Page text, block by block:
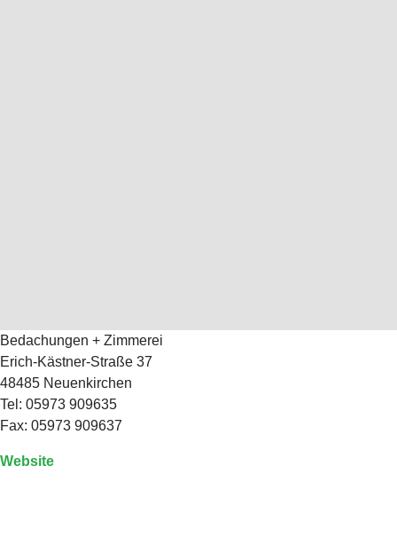
Bedachungen + Zimmerei
Erich-Kästner-Straße 37
48485 Neuenkirchen
Tel: 05973 909635
Fax: 05973 909637
Website